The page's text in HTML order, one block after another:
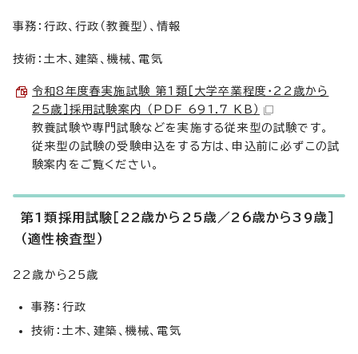
事務：行政、行政（教養型）、情報
技術：土木、建築、機械、電気
令和8年度春実施試験 第1類［大学卒業程度・22歳から
25歳］採用試験案内 （PDF 691.7 KB）
教養試験や専門試験などを実施する従来型の試験です。
従来型の試験の受験申込をする方は、申込前に必ずこの試
験案内をご覧ください。
第1類採用試験［22歳から25歳／26歳から39歳］
（適性検査型）
22歳から25歳
事務：行政
技術：土木、建築、機械、電気